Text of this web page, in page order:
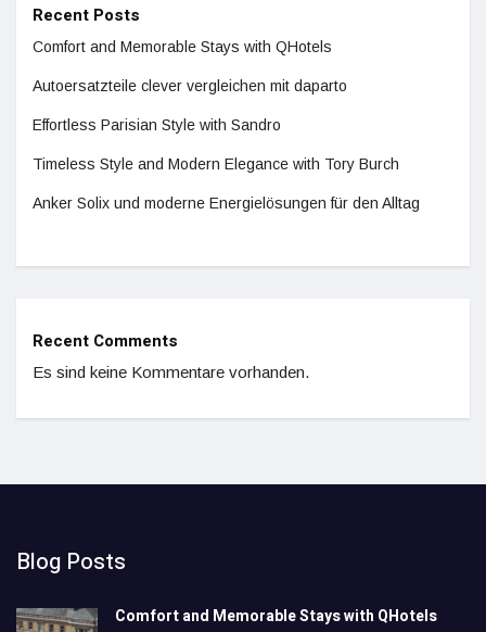
Recent Posts
Comfort and Memorable Stays with QHotels
Autoersatzteile clever vergleichen mit daparto
Effortless Parisian Style with Sandro
Timeless Style and Modern Elegance with Tory Burch
Anker Solix und moderne Energielösungen für den Alltag
Recent Comments
Es sind keine Kommentare vorhanden.
Blog Posts
Comfort and Memorable Stays with QHotels